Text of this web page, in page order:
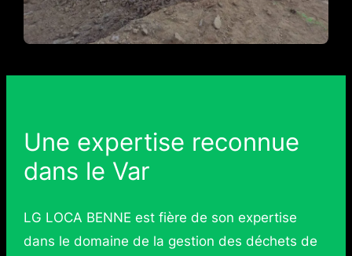
Une expertise reconnue
dans le Var
LG LOCA BENNE est fière de son expertise
dans le domaine de la gestion des déchets de